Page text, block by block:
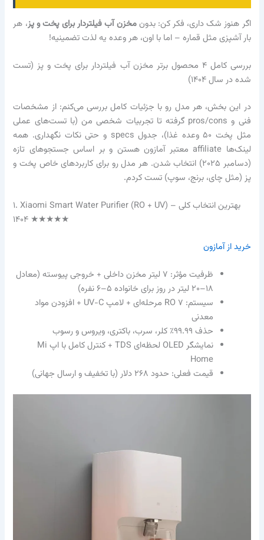
اگر هنوز شک داری، فکر کن: بدونمخزن آب فیلتردار برای پخت و پز، هر
بار آشپزی مثل قماره – اما با اون، هر وعده یه لذت تضمینیه!
بررسی کامل ۴ محصول برتر مخزن آب فیلتردار برای پخت و پز (تست
شده در سال ۱۴۰۴)
در این بخش، هر مدل رو با جزئیات کامل بررسی می‌کنم: از مشخصات
فنی و pros/cons گرفته تا تجربیات شخصی من (با تست‌های عملی
مثل پخت ۵۰ وعده غذا)، جدول specs و حتی نکات نگهداری. همه
لینک‌ها affiliate معتبر آمازون هستن و بر اساس جستجوهای تازه
(دسامبر ۲۰۲۵) انتخاب شدن. هر مدل رو برای کاربردهای خاص پخت و
پز (مثل چای، برنج، سوپ) تست کردم.
۱. Xiaomi Smart Water Purifier (RO + UV) – بهترین انتخاب کلی
۱۴۰۴ ★★★★★
خرید از آمازون
ظرفیت مؤثر: ۷ لیتر مخزن داخلی + خروجی پیوسته (معادل
۱۸–۲۰ لیتر در روز برای خانواده ۵–۶ نفره)
سیستم: RO ۷ مرحله‌ای + لامپ UV-C + افزودن مواد
معدنی
حذف ۹۹.۹۹٪ کلر، سرب، باکتری، ویروس و رسوب
نمایشگر OLED لحظه‌ای TDS + کنترل کامل با اپ Mi
Home
قیمت فعلی: حدود ۲۶۸ دلار (با تخفیف و ارسال جهانی)